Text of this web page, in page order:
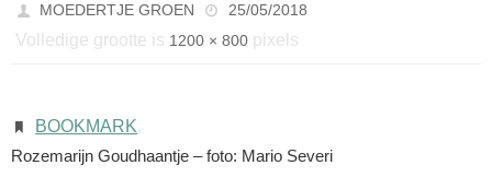
MOEDERTJE GROEN 25/05/2018
Volledige grootte is 1200 × 800 pixels
BOOKMARK.
Rozemarijn Goudhaantje – foto: Mario Severi